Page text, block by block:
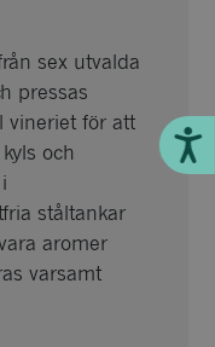
sex utvalda
pressas
vineriet för att
och
ståltankar
aromer
varsamt